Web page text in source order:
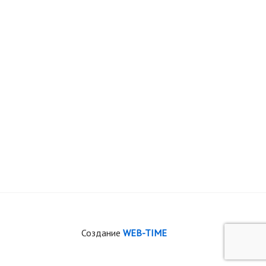
Создание WEB-TIME